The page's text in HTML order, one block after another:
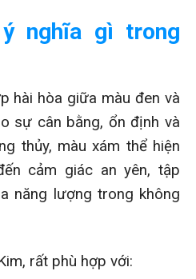
nghĩa gì trong
hài hòa giữa màu đen và
sự cân bằng, ổn định và
thủy, màu xám thể hiện
cảm giác an yên, tập
năng lượng trong không
rất phù hợp với: